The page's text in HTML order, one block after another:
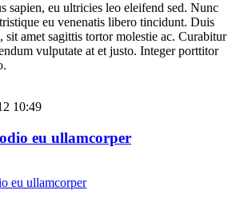
sapien, eu ultricies leo eleifend sed. Nunc
eu venenatis libero tincidunt. Duis
amet sagittis tortor molestie ac. Curabitur
vulputate at et justo. Integer porttitor
10:49
eu ullamcorper